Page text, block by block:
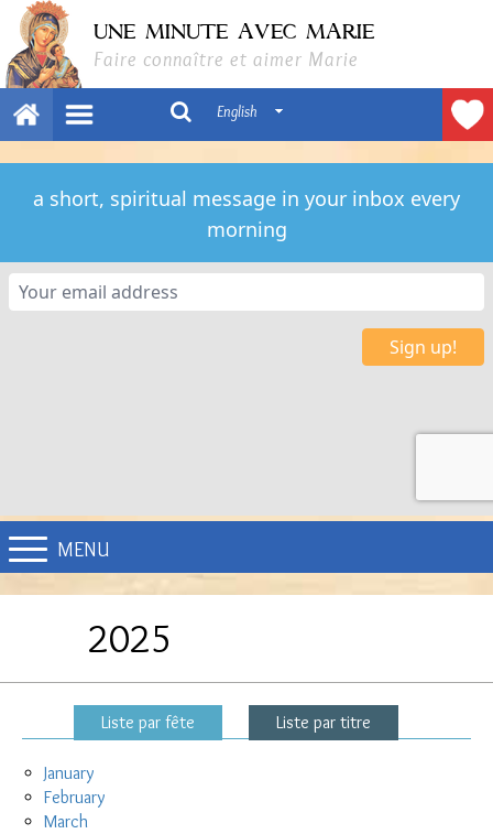
UNE MINUTE AVEC MARIE
Faire connaître et aimer Marie
English
MENU
2025
Liste par fête Liste par titre
January
February
March